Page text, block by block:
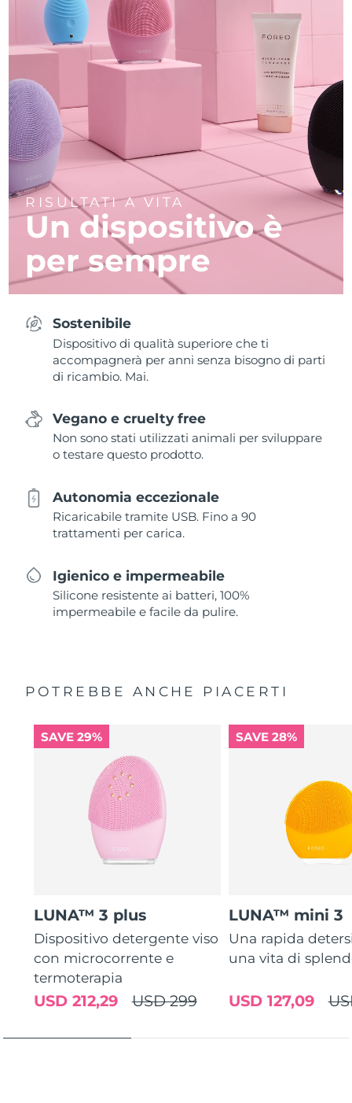
RISULTATI A VITA
Un dispositivo è
per sempre
Sostenibile
Dispositivo di qualità superiore che ti
accompagnerà per anni senza bisogno di parti
di ricambio. Mai.
Vegano e cruelty free
Non sono stati utilizzati animali per sviluppare
o testare questo prodotto.
Autonomia eccezionale
Ricaricabile tramite USB. Fino a 90
trattamenti per carica.
Igienico e impermeabile
Silicone resistente ai batteri, 100%
impermeabile e facile da pulire.
POTREBBE ANCHE PIACERTI
SAVE 29%
LUNA™ 3 plus
Dispositivo detergente viso
con microcorrente e
termoterapia
USD 299
USD 212,29
SAVE 28%
LUNA™ mini 3
Una rapida
una vita di
USD 127,09